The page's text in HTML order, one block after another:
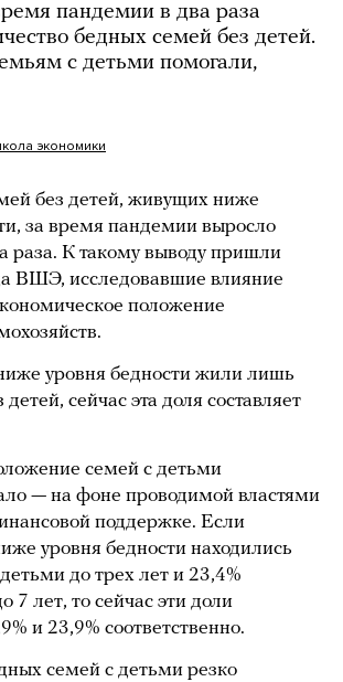
пандемии в два раза
бедных семей без детей.
с детьми помогали,
экономики
без детей, живущих ниже
за время пандемии выросло
раза. К такому выводу пришли
ВШЭ, исследовавшие влияние
положение
уровня бедности жили лишь
сейчас эта доля составляет
семей с детьми
— на фоне проводимой властями
поддержке. Если
уровня бедности находились
до трех лет и 23,4%
7 лет, то сейчас эти доли
и 23,9% соответственно.
семей с детьми резко